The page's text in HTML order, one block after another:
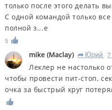
только после этого делать
С одной командой только
полной з...е
5
mike (Maclay) R Юрий 7
Леклер не настолько
чтобы провести пит-стоп,
очка за быстрый круг